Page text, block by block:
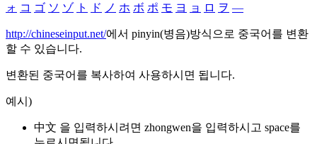
ォ コ ゴ ソ ゾ ト ド ノ ホ ボ ポ モ ヨ ョ ロ ヲ ―
http://chineseinput.net/에서 pinyin(병음)방식으로 중국어를 변환
할 수 있습니다.
변환된 중국어를 복사하여 사용하시면 됩니다.
예시)
中文 을 입력하시려면 zhongwen을 입력하시고 space를